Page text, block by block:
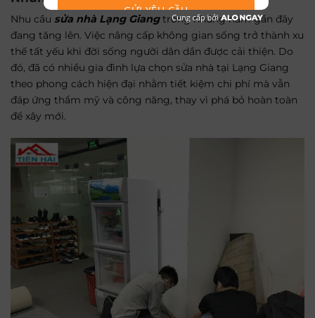
Nhu cầu sửa nhà Lạng Giangtrong những năm gần đây
đang tăng lên. Việc nâng cấp không gian sống trở thành xu
thế tất yếu khi đời sống người dân dần được cải thiện. Do
đó, đã có nhiều gia đình lựa chọn sửa nhà tại Lạng Giang
theo phong cách hiện đại nhằm tiết kiệm chi phí mà vẫn
đáp ứng thẩm mỹ và công năng, thay vì phá bỏ hoàn toàn
để xây mới.
GỬI YÊU CẦU